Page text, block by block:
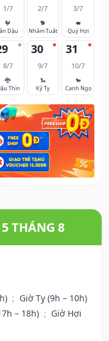
1/7
🐓
Dậu
2/7
🐕
Nhâm Tuất
3/7
🐖
Quý Hợi
8/7
🐉
Thìn
30
9/7
🐍
Kỷ Tỵ
31
10/7
🐎
Canh Ngọ
THÁNG 8
; Giờ Tỵ (9h – 10h)
– 18h) ; Giờ Hợi